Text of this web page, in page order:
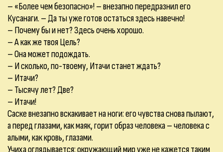
– «Более чем безопасно»! – внезапно передразнил его
Кусанаги. – Да ты уже готов остаться здесь навечно!
– Почему бы и нет? Здесь очень хорошо.
– А как же твоя Цель?
– Она может подождать.
– И сколько, по-твоему, Итачи станет ждать?
– Итачи?
– Тысячу лет? Две?
– Итачи!
Саске внезапно вскакивает на ноги: его чувства снова пылают,
а перед глазами, как маяк, горит образ человека – человека с
алыми, как кровь, глазами.
Учиха оглядывается: окружающий мир уже не кажется таким